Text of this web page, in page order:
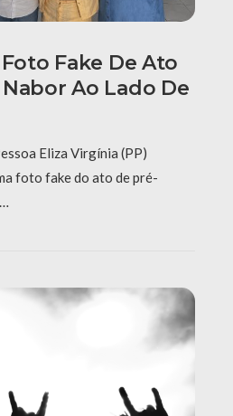
Fake De Ato
Ao Lado De
Eliza Virgínia (PP)
foto fake do ato de pré-